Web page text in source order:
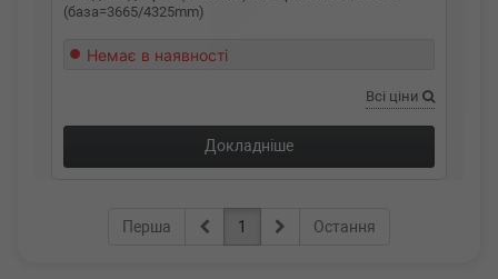
(база=3665/4325mm)
Немає в наявності
Всі ціни
Докладніше
Перша 1 Остання